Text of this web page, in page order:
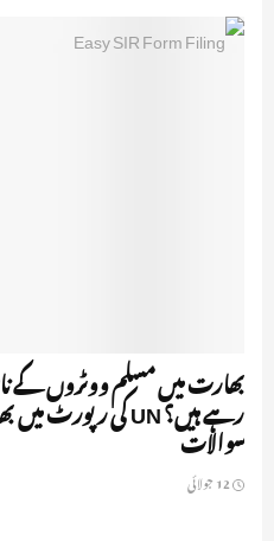
بھارت میں مسلم ووٹروں کے
سوالات